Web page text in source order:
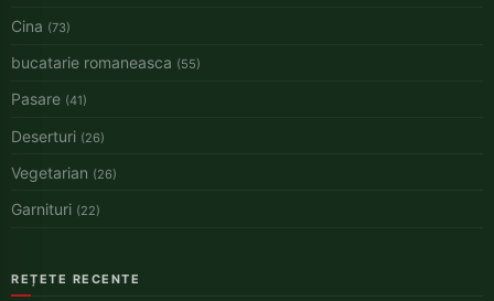
Cina (73)
bucatarie romaneasca (55)
Pasare (41)
Deserturi (26)
Vegetarian (26)
Garnituri (22)
REȚETE RECENTE